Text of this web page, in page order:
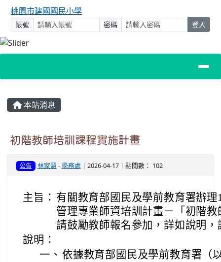
桃園市建國國民小學
帳號 密碼 登入
主內容區域
本站消息
初階教師培訓課程實施計畫
公告 林家慧 -學務處 | 2026-04-17 | 點閱數： 102
主旨： 有關教育部國民及學前教育署辦
管理專業師資培訓計畫－「初階
請鼓勵教師報名參加，詳如說明，
說明：
一、 依據教育部國民及學前教育署（